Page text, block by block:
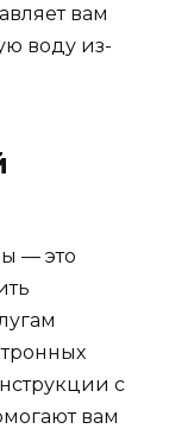
вам
воду из-
— это
с
вам